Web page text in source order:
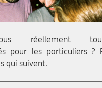
vous réellement
pour les particuliers ?
qui suivent.